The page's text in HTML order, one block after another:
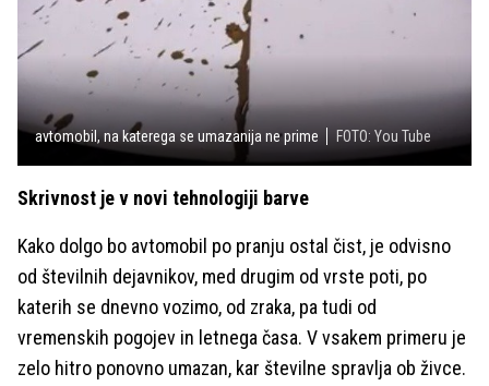
avtomobil, na katerega se umazanija ne prime FOTO: You Tube
Skrivnost je v novi tehnologiji barve
Kako dolgo bo avtomobil po pranju ostal čist, je odvisno
od številnih dejavnikov, med drugim od vrste poti, po
katerih se dnevno vozimo, od zraka, pa tudi od
vremenskih pogojev in letnega časa. V vsakem primeru je
zelo hitro ponovno umazan, kar številne spravlja ob živce.